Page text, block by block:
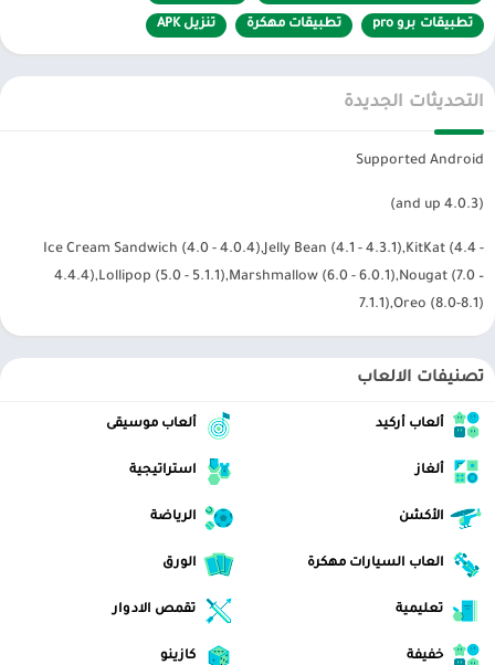
تطبيقات برو pro تطبيقات مهكرة تنزيل APK
التحديثات الجديدة
Supported Android
(4.0.3 and up)
Ice Cream Sandwich (4.0 - 4.0.4),Jelly Bean (4.1 - 4.3.1),KitKat (4.4 -
4.4.4),Lollipop (5.0 - 5.1.1),Marshmallow (6.0 - 6.0.1),Nougat (7.0 –
7.1.1),Oreo (8.0-8.1)
تصنيفات الالعاب
ألعاب أركيد ألعاب موسيقى
ألغاز استراتيجية
الأكشن الرياضة
العاب السيارات مهكرة الورق
تعليمية تقمص الادوار
خفيفة كازينو